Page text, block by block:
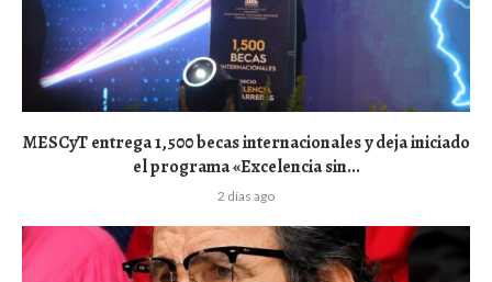
MESCyT entrega 1,500 becas internacionales y deja iniciado
el programa «Excelencia sin...
2 días ago